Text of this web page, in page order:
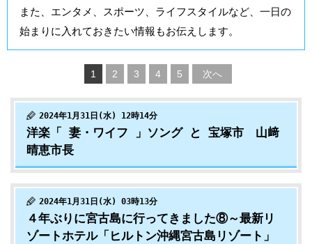
また、エンタメ、スポーツ、ライフスタイルなど、一日の
始まりに入れておきたい情報もお伝えします。
1 2 3 4 5 次へ
2024年1月31日(水) 12時14分
洋楽「 妻・ワイフ 」ソング と 宝塚市 山﨑
晴恵市長
2024年1月31日(水) 03時13分
４年ぶりに宮古島に行ってきました⑧～最新リ
ゾートホテル「ヒルトン沖縄宮古島リゾート」